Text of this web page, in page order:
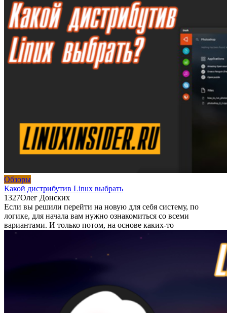
Обзоры
Какой дистрибутив Linux выбрать
1327Олег Донских
Если вы решили перейти на новую для себя систему, по
логике, для начала вам нужно ознакомиться со всеми
вариантами. И только потом, на основе каких-то